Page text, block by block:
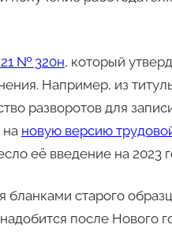
№ 320н, который
Например, из
разворотов для
новую версию
её введение на 2023
бланками старого
после Нового